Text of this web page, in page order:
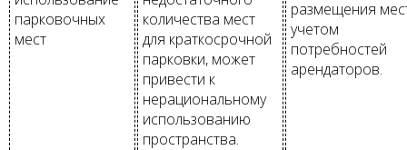
парковочных
мест
количества мест
для краткосрочной
парковки, может
привести к
нерациональному
использованию
пространства.
размещения
учетом
потребностей
арендаторов.